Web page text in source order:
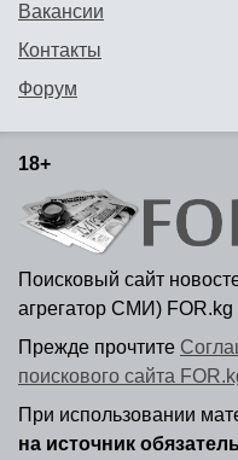
Вакансии
Контакты
Форум
18+
Поисковый сайт
агрегатор СМИ) FOR.kg
Прежде прочтите
поискового сайта
При использовании
на источник